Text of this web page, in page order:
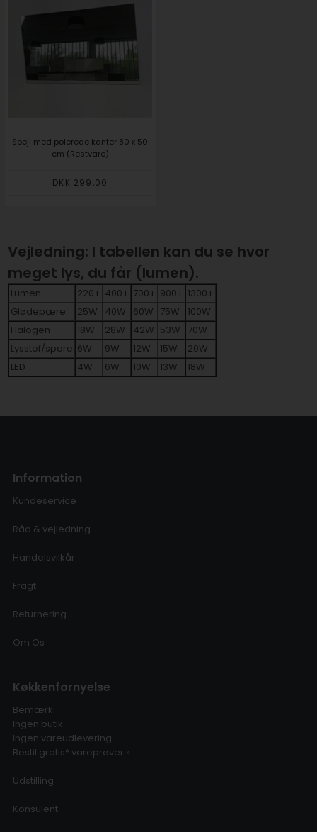
Spejl med polerede kanter 80 x 50
cm (Restvare)
DKK 299,00
Vejledning: I tabellen kan du se hvor
meget lys, du får (lumen).
Lumen 220+ 400+ 700+ 900+ 1300+
Glødepære
25W 40W 60W 75W
100W
Halogen
18W 28W 42W 53W
70W
Lysstof/spare 6W 9W 12W 15W
20W
LED
4W 6W 10W 13W 18W
Information
Kundeservice
Råd & vejledning
Handelsvilkår
Fragt
Returnering
Om Os
Køkkenfornyelse
Bemærk:
Ingen butik
Ingen vareudlevering
Bestil gratis* vareprøver »
Udstilling
Konsulent